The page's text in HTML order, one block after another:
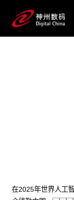
在2025年世界人工